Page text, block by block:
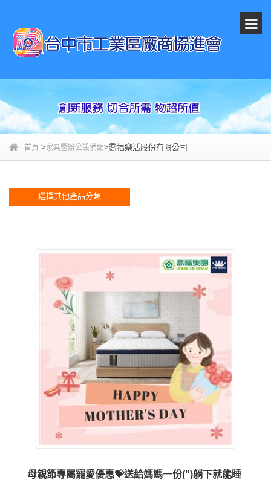
首頁 >家具暨辦公設備類>喬福樂活股份有限公司
選擇其他產品分類
母親節專屬寵愛優惠💝送給媽媽一份(")躺下就能睡